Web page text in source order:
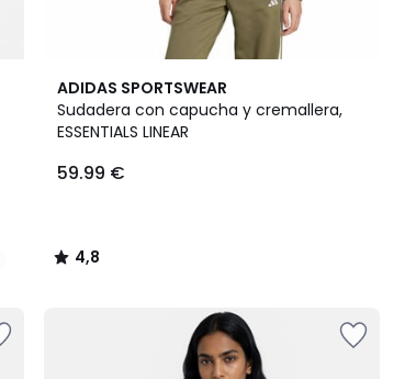
ADIDAS SPORTSWEAR
Sudadera con capucha y cremallera,
ESSENTIALS LINEAR
59.99 €
4,8
/ 5
4,8
/